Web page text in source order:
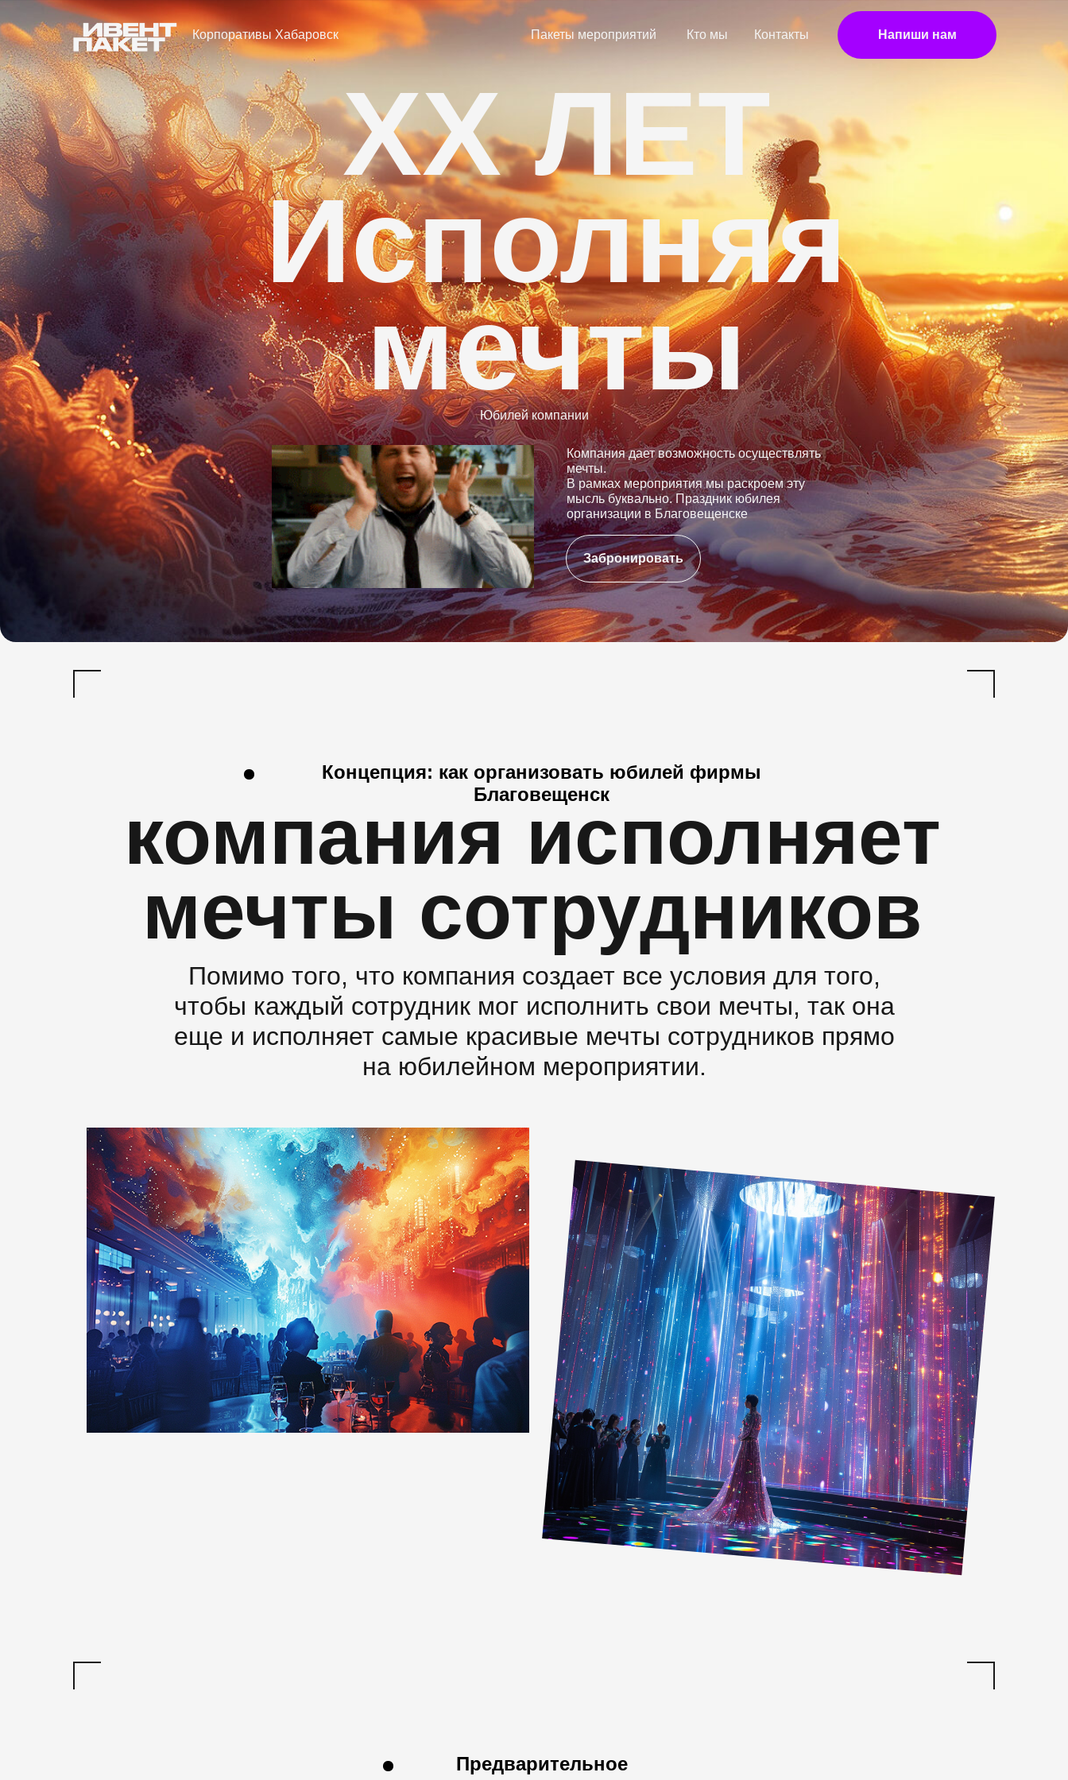
Кто мы Контакты
Корпоративы Хабаровск Пакеты мероприятий Напиши нам
Компания дает возможность осуществлять
мечты.
В рамках мероприятия мы раскроем эту
мысль буквально. Праздник юбилея
организации в Благовещенске
XX ЛЕТ
Исполняя
мечты
Забронировать
Юбилей компании
компания исполняет
мечты сотрудников
Помимо того, что компания создает все условия для того,
чтобы каждый сотрудник мог исполнить свои мечты, так она
еще и исполняет самые красивые мечты сотрудников прямо
на юбилейном мероприятии.
Концепция: как организовать юбилей фирмы
Благовещенск
Предварительное